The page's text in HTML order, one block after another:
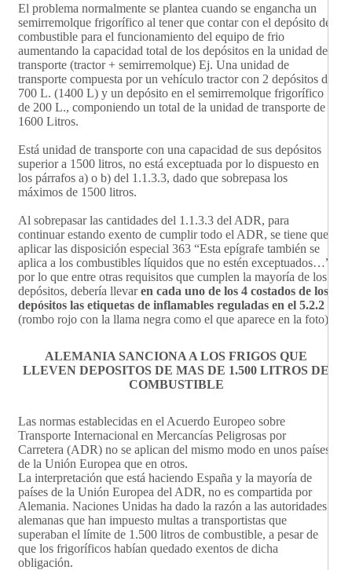
El problema normalmente se plantea cuando se engancha un
semirremolque frigorífico al tener que contar con el depósito de
combustible para el funcionamiento del equipo de frio
aumentando la capacidad total de los depósitos en la unidad de
transporte (tractor + semirremolque) Ej. Una unidad de
transporte compuesta por un vehículo tractor con 2 depósitos de
700 L. (1400 L) y un depósito en el semirremolque frigorífico
de 200 L., componiendo un total de la unidad de transporte de
1600 Litros.
Está unidad de transporte con una capacidad de sus depósitos
superior a 1500 litros, no está exceptuada por lo dispuesto en
los párrafos a) o b) del 1.1.3.3, dado que sobrepasa los
máximos de 1500 litros.
Al sobrepasar las cantidades del 1.1.3.3 del ADR, para
continuar estando exento de cumplir todo el ADR, se tiene que
aplicar las disposición especial 363 “Esta epígrafe también se
aplica a los combustibles líquidos que no estén exceptuados…”,
por lo que entre otras requisitos que cumplen la mayoría de los
depósitos, debería llevaren cada uno de los 4 costados de los
depósitos las etiquetas de inflamables reguladas en el 5.2.2
(rombo rojo con la llama negra como el que aparece en la foto).
ALEMANIA SANCIONA A LOS FRIGOS QUE
LLEVEN DEPOSITOS DE MAS DE 1.500 LITROS DE
COMBUSTIBLE
Las normas establecidas en el Acuerdo Europeo sobre
Transporte Internacional en Mercancías Peligrosas por
Carretera (ADR) no se aplican del mismo modo en unos países
de la Unión Europea que en otros.
La interpretación que está haciendo España y la mayoría de
países de la Unión Europea del ADR, no es compartida por
Alemania. Naciones Unidas ha dado la razón a las autoridades
alemanas que han impuesto multas a transportistas que
superaban el límite de 1.500 litros de combustible, a pesar de
que los frigoríficos habían quedado exentos de dicha
obligación.